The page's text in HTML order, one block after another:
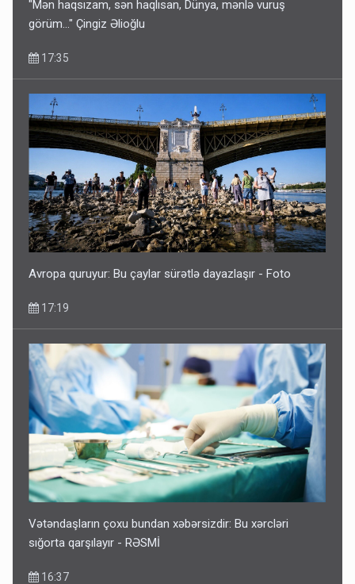
"Mən haqsızam, sən haqlısan, Dünya, mənlə vuruş
görüm..." Çingiz Əlioğlu
17:35
Avropa quruyur: Bu çaylar sürətlə dayazlaşır - Foto
17:19
Vətəndaşların çoxu bundan xəbərsizdir: Bu xərcləri
sığorta qarşılayır - RƏSMİ
16:37